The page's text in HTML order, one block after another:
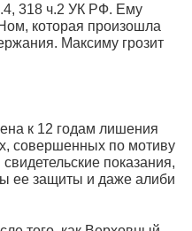
318 ч.2 УК РФ. Ему
которая произошла
Максиму грозит
к 12 годам лишения
совершенных по мотиву
показания,
ее защиты и даже алиби